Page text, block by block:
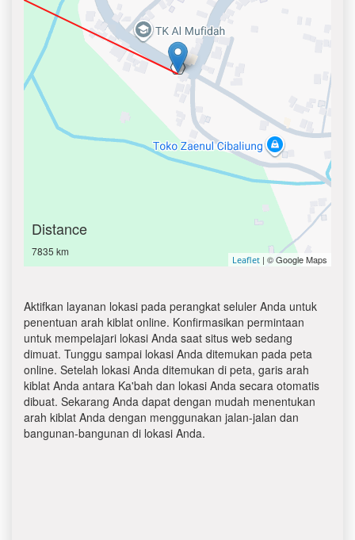
Distance
7835 km
Leaflet | © Google Maps
Aktifkan layanan lokasi pada perangkat seluler Anda untuk
penentuan arah kiblat online. Konfirmasikan permintaan
untuk mempelajari lokasi Anda saat situs web sedang
dimuat. Tunggu sampai lokasi Anda ditemukan pada peta
online. Setelah lokasi Anda ditemukan di peta, garis arah
kiblat Anda antara Ka'bah dan lokasi Anda secara otomatis
dibuat. Sekarang Anda dapat dengan mudah menentukan
arah kiblat Anda dengan menggunakan jalan-jalan dan
bangunan-bangunan di lokasi Anda.